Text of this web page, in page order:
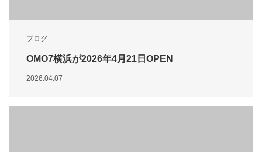
ブログ
OMO7横浜が2026年4月21日OPEN
2026.04.07